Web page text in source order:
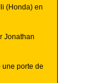
(Honda) en
Jonathan
une porte de